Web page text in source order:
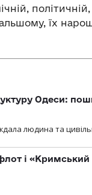
політичній,
їх
Одеси:
людина та
і